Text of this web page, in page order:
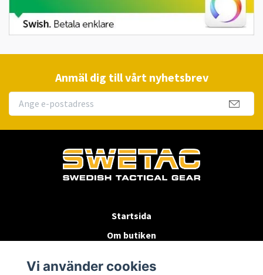
Anmäl dig till vårt nyhetsbrev
Startsida
Om butiken
Vi använder cookies